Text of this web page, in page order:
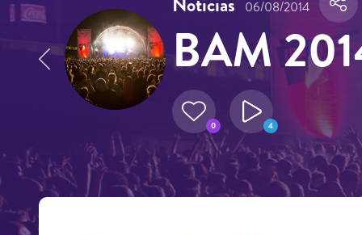
06/08/2014
BAM
0 4